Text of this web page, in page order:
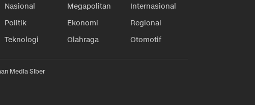
Nasional Megapolitan
Internasional
Politik
Ekonomi
Regional
Teknologi
Olahraga Otomotif
Media Siber